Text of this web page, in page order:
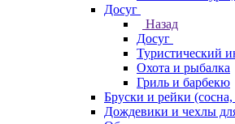
Досуг
Назад
Досуг
Туристический
Охота и рыбалка
Гриль и барбекю
Бруски и рейки (сосна,
Дождевики и чехлы